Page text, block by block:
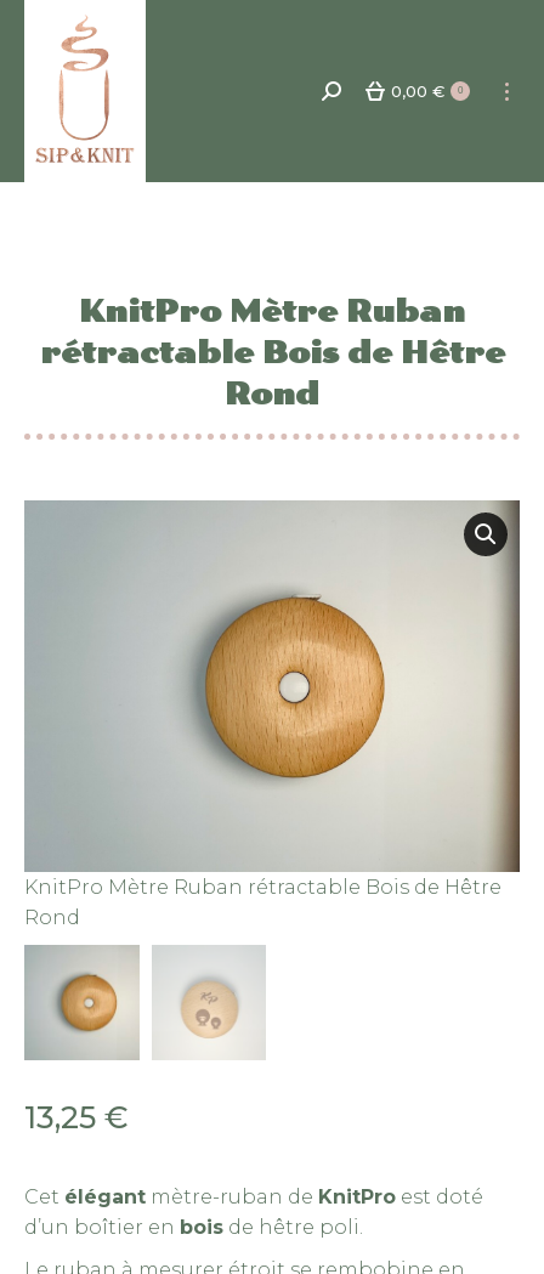
Recherche
0,00 € 0
KnitPro Mètre Ruban
rétractable Bois de Hêtre
Rond
KnitPro Mètre Ruban rétractable Bois de Hêtre
Rond
13,25 €
Cet élégant mètre-ruban de KnitPro est doté
d’un boîtier en bois de hêtre poli.
Le ruban à mesurer étroit se rembobine en